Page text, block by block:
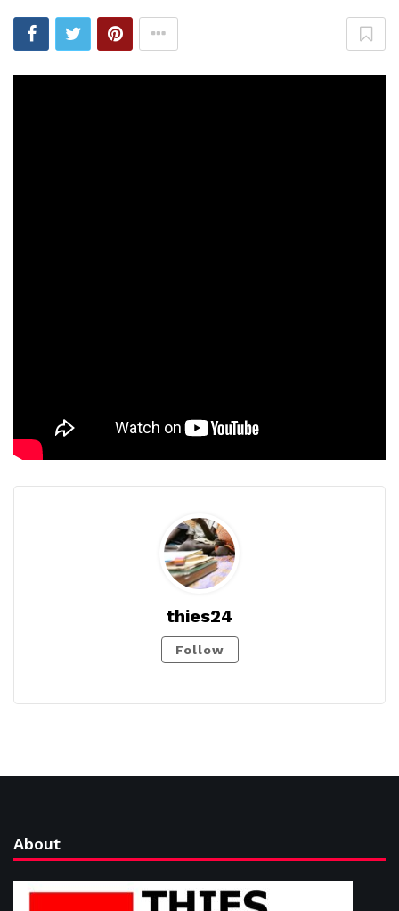
thies24
Follow
About